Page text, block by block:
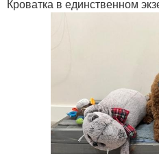
Кроватка в единственном